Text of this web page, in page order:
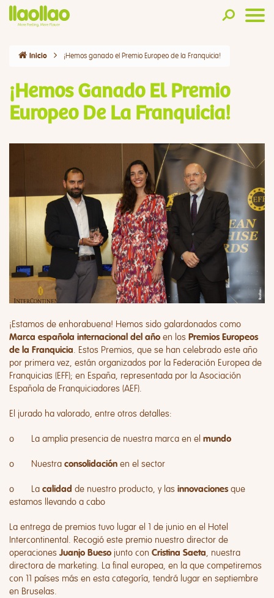
Inicio ¡Hemos ganado el Premio Europeo de la Franquicia!
¡Hemos Ganado El Premio
Europeo De La Franquicia!
¡Estamos de enhorabuena! Hemos sido galardonados como
Marca española internacional del año en los Premios Europeos
de la Franquicia. Estos Premios, que se han celebrado este año
por primera vez, están organizados por la Federación Europea de
Franquicias (EFF); en España, representada por la Asociación
Española de Franquiciadores (AEF).
El jurado ha valorado, entre otros detalles:
o La amplia presencia de nuestra marca en el mundo
o Nuestra consolidación en el sector
o La calidad de nuestro producto, y las innovacionesque
estamos llevando a cabo
La entrega de premios tuvo lugar el 1 de junio en el Hotel
Intercontinental. Recogió este premio nuestro director de
operacionesJuanjo Bueso junto con Cristina Saeta, nuestra
directora de marketing. La final europea, en la que competiremos
con 11 países más en esta categoría, tendrá lugar en septiembre
en Bruselas.